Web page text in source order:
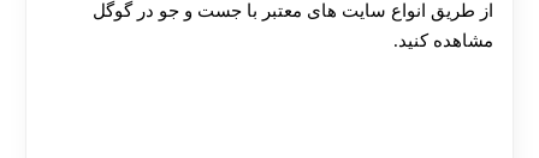
از طریق انواع سایت های معتبر با جست و جو در گوگل
مشاهده کنید.